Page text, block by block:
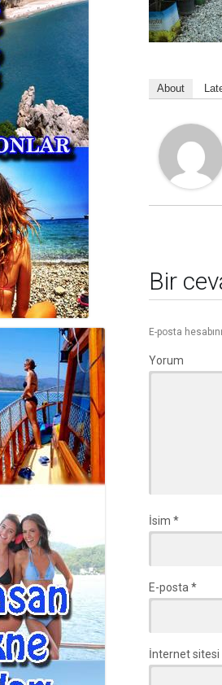
About
Bir
E-posta
Yorum
İsim*
E-posta*
İnternet sitesi